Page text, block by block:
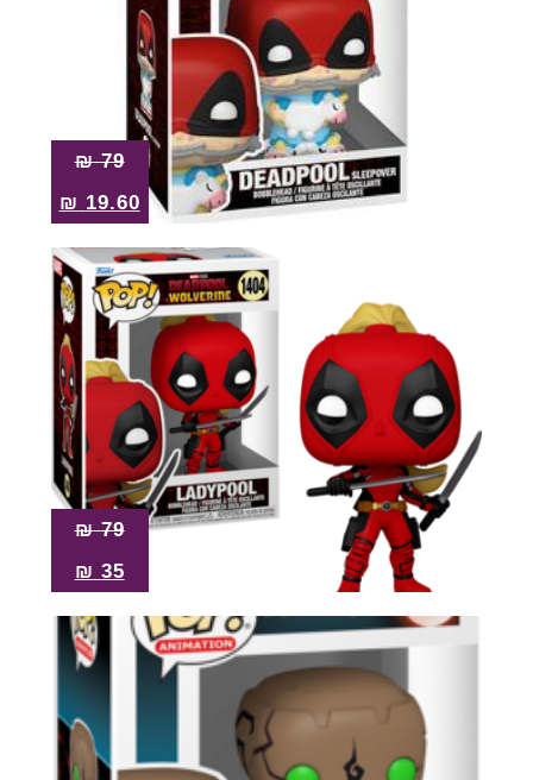
79
₪
19.60
₪
79
₪
35
₪